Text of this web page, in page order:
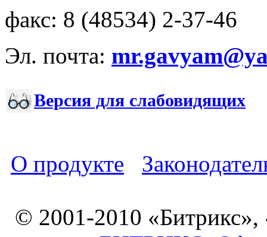
факс: 8 (48534) 2-37-46
Эл. почта:
Версия для слабовидящих
О продукте
© 2001-2010 «Битрикс»,